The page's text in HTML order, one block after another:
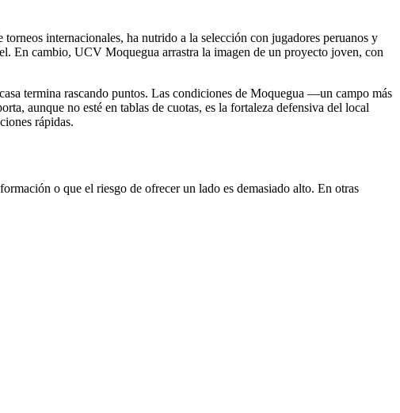
internacionales, ha nutrido a la selección con jugadores peruanos y
En cambio, UCV Moquegua arrastra la imagen de un proyecto joven, con
termina rascando puntos. Las condiciones de Moquegua —un campo más
aunque no esté en tablas de cuotas, es la fortaleza defensiva del local
rápidas.
o que el riesgo de ofrecer un lado es demasiado alto. En otras